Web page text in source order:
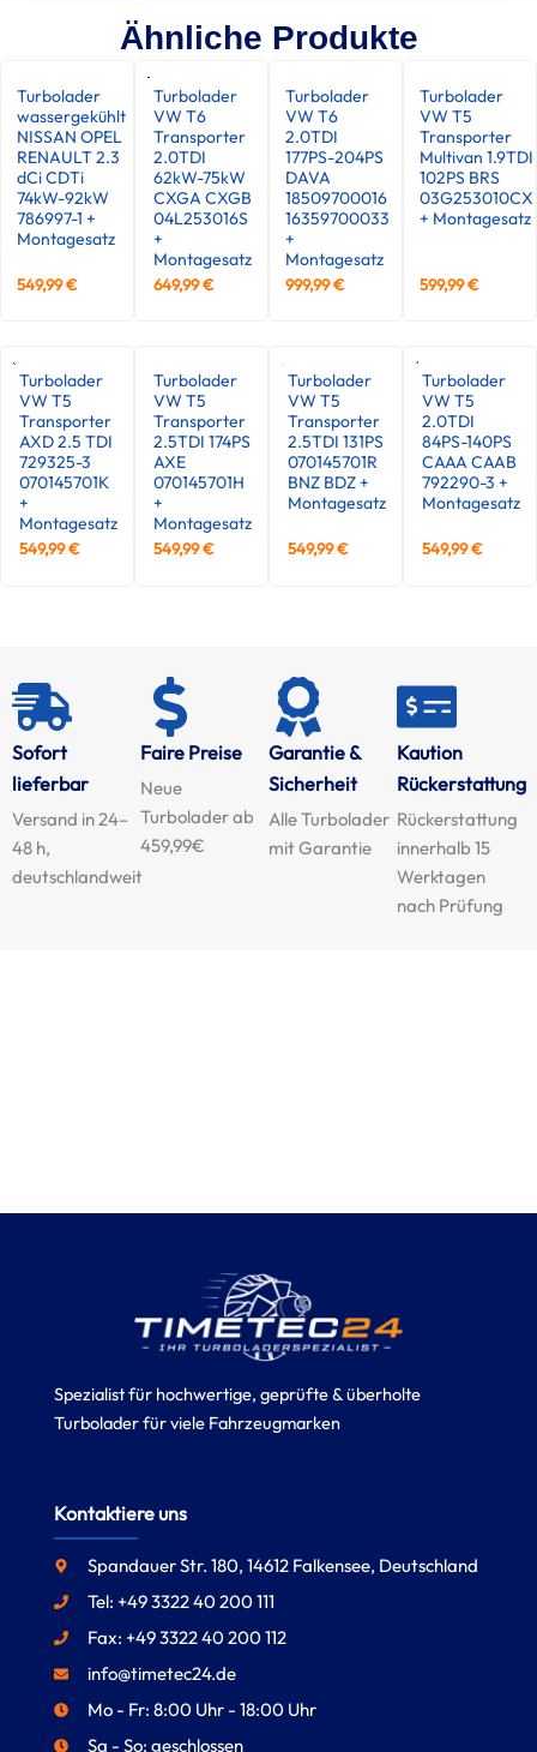
Ähnliche Produkte
Turbolader
wassergekühlt
NISSAN OPEL
RENAULT 2.3
dCi CDTi
74kW-92kW
786997-1 +
Montagesatz
549,99€
Turbolader
VW T6
Transporter
2.0TDI
62kW-75kW
CXGA CXGB
04L253016S
+
Montagesatz
649,99€
Turbolader
VW T6
2.0TDI
177PS-204PS
DAVA
18509700016
16359700033
+
Montagesatz
999,99€
Turbolader
VW T5
Transporter
Multivan 1.9TDI
102PS BRS
03G253010CX
+ Montagesatz
599,99€
Turbolader
VW T5
Transporter
AXD 2.5 TDI
729325-3
070145701K
+
Montagesatz
549,99€
Turbolader
VW T5
Transporter
2.5TDI 174PS
AXE
070145701H
+
Montagesatz
549,99€
Turbolader
VW T5
Transporter
2.5TDI 131PS
070145701R
BNZ BDZ +
Montagesatz
549,99€
Turbolader
VW T5
2.0TDI
84PS-140PS
CAAA CAAB
792290-3 +
Montagesatz
549,99€
Sofort
lieferbar
Versand in 24–
48 h,
deutschlandweit
Faire Preise
Neue
Turbolader ab
459,99€
Garantie &
Sicherheit
Alle Turbolader
mit Garantie
Kaution
Rückerstattung
Rückerstattung
innerhalb 15
Werktagen
nach Prüfung
Spezialist für hochwertige, geprüfte & überholte
Turbolader für viele Fahrzeugmarken
Kontaktiere uns
Spandauer Str. 180, 14612 Falkensee, Deutschland
Tel: +49 3322 40 200 111
Fax: +49 3322 40 200 112
info@timetec24.de
Mo - Fr: 8:00 Uhr - 18:00 Uhr
Sa - So: geschlossen